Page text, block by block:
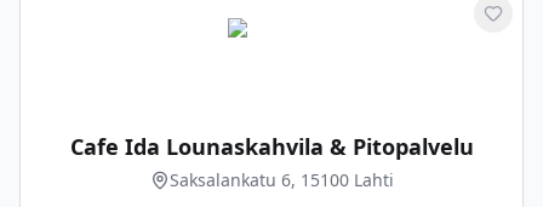
Cafe Ida Lounaskahvila & Pitopalvelu
Saksalankatu 6, 15100 Lahti